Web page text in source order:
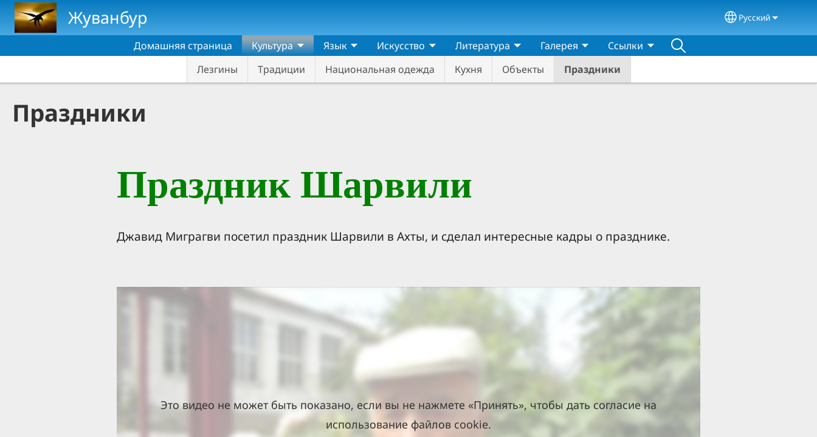
Skip to main contentЖуванбур Select your
Русский
Домашняя страница
Культура
Лезгины
Традиции Национальная одежда Кухня Объекты Праздники
Язык Искусство Литература Галерея Ссылки
Праздники
Праздник Шарвили
Джавид Миграгви посетил праздник Шарвили в Ахты, и сделал интересные кадры о празднике.
Это видео не может быть показано, если вы не нажмете «Принять», чтобы дать согласие на
использование файлов cookie.